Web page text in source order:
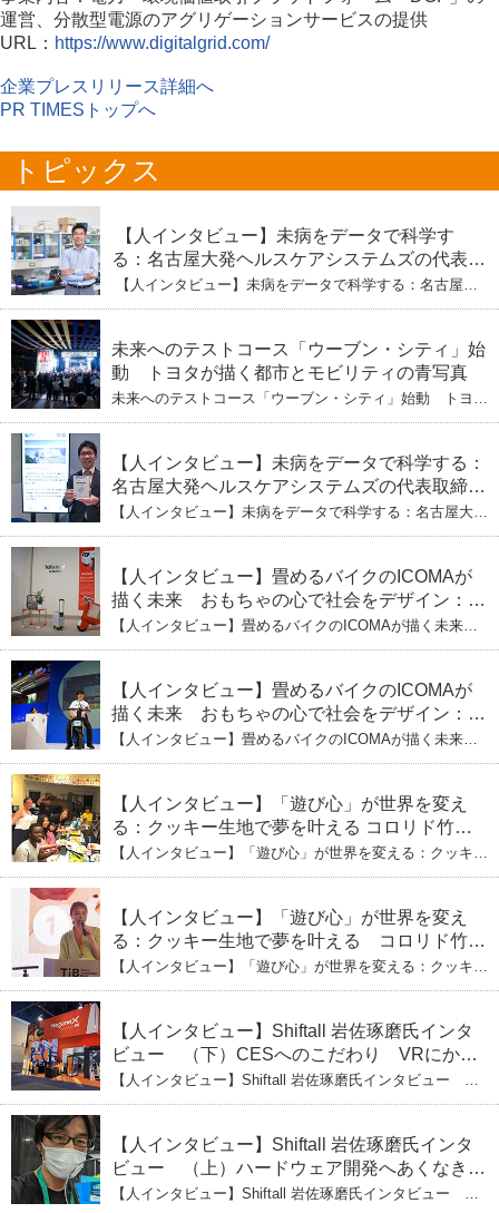
運営、分散型電源のアグリゲーションサービスの提供
URL： https://www.digitalgrid.com/
企業プレスリリース詳細へ
PR TIMESトップへ
トピックス
【人インタビュー】未病をデータで科学す
る：名古屋大発ヘルスケアシステムズの代表取
締役社長・瀧本陽介 【下】「人生80年の暇つ
ぶし」を着実に：理系ニートが挑むヘルスケア
【人インタビュー】未病をデータで科学する：名古屋大
挑むヘルスケア標準化と海外戦略
未来へのテストコース「ウーブン・シティ」始
動 トヨタが描く都市とモビリティの青写真
未来へのテストコース「ウーブン・シティ」始動 トヨタ
【人インタビュー】未病をデータで科学する：
名古屋大発ヘルスケアシステムズの代表取締役
社長・瀧本陽介 郵送検査で挑む健康の未来
【人インタビュー】未病をデータで科学する：名古屋大発
【人インタビュー】畳めるバイクのICOMAが
描く未来 おもちゃの心で社会をデザイン：株
式会社ICOMAの代表取締役・生駒崇光
（下）おもちゃで社会を変える、「トイボック
【人インタビュー】畳めるバイクのICOMAが描く未来
イボックス」というデザインメソッド
【人インタビュー】畳めるバイクのICOMAが
描く未来 おもちゃの心で社会をデザイン：株
式会社ICOMAの代表取締役・生駒崇光
（上）「変形」に魅せられたデザイナーの軌
【人インタビュー】畳めるバイクのICOMAが描く未来
ーの軌跡
【人インタビュー】「遊び心」が世界を変え
る：クッキー生地で夢を叶える コロリド竹内
ひとみ（下） 起業は「影響力」のため。愛と
笑いの子育て哲学
【人インタビュー】「遊び心」が世界を変える：クッキー
【人インタビュー】「遊び心」が世界を変え
る：クッキー生地で夢を叶える コロリド竹内
ひとみ（上） クッキー生地に込めた「誰でも
できる」という哲学
【人インタビュー】「遊び心」が世界を変える：クッキー
【人インタビュー】Shiftall 岩佐琢磨氏インタ
ビュー （下）CESへのこだわり VRにかけ
る未来
【人インタビュー】Shiftall 岩佐琢磨氏インタビュー
【人インタビュー】Shiftall 岩佐琢磨氏インタ
ビュー （上）ハードウェア開発へあくなき挑
戦 その起業の経緯とは
【人インタビュー】Shiftall 岩佐琢磨氏インタビュー